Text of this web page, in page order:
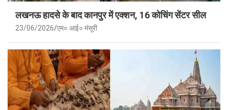
लखनऊ हादसे के बाद कानपुर में एक्शन, 16 कोचिंग सेंटर सील
23/06/2026 एम० आई० मंसूरी